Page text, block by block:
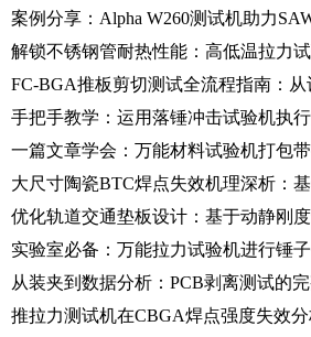
解锁不锈钢管耐热性能：高低温拉力
FC-BGA推板剪切测试全流程指南：
一篇文章学会：万能材料试验机打包
从装夹到数据分析：PCB剥离测试的